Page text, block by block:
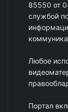
85550 от
службой
Любое
Портал